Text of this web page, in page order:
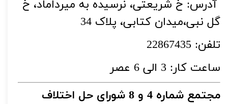
آدرس: خ شریعتی، نرسیده به میرداماد، خ
گل نبی،میدان کتابی، پلاک 34
تلفن: 22867435
ساعت کار: 3 الی 6 عصر
مجتمع شماره 4 و 8 شورای حل اختلاف